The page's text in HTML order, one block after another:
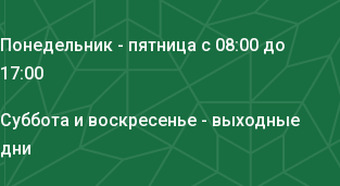
Понедельник - пятница с 08:00 до
17:00
Суббота и воскресенье - выходные
дни